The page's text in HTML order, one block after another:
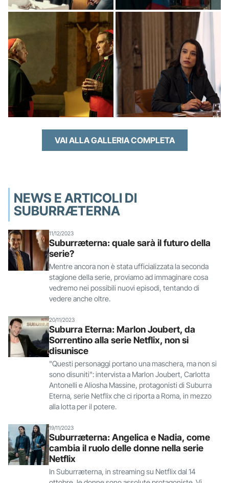
VAI ALLA GALLERIA COMPLETA
NEWS E ARTICOLI DI
SUBURRÆTERNA
11/12/2023
Suburræterna: quale sarà il futuro della
serie?
Mentre ancora non è stata ufficializzata la seconda
stagione della serie, proviamo ad immaginare cosa
vedremo nei possibili nuovi episodi, tentando di
vedere anche oltre.
20/11/2023
Suburra Eterna: Marlon Joubert, da
Sorrentino alla serie Netflix, non si
disunisce
"Questi personaggi portano una maschera, ma non si
sono disuniti": intervista a Marlon Joubert, Carlotta
Antonelli e Aliosha Massine, protagonisti di Suburra
Eterna, serie Netflix che ci riporta a Roma, in mezzo
alla lotta per il potere.
19/11/2023
Suburræterna: Angelica e Nadia, come
cambia il ruolo delle donne nella serie
Netflix
In Suburræterna, in streaming su Netflix dal 14